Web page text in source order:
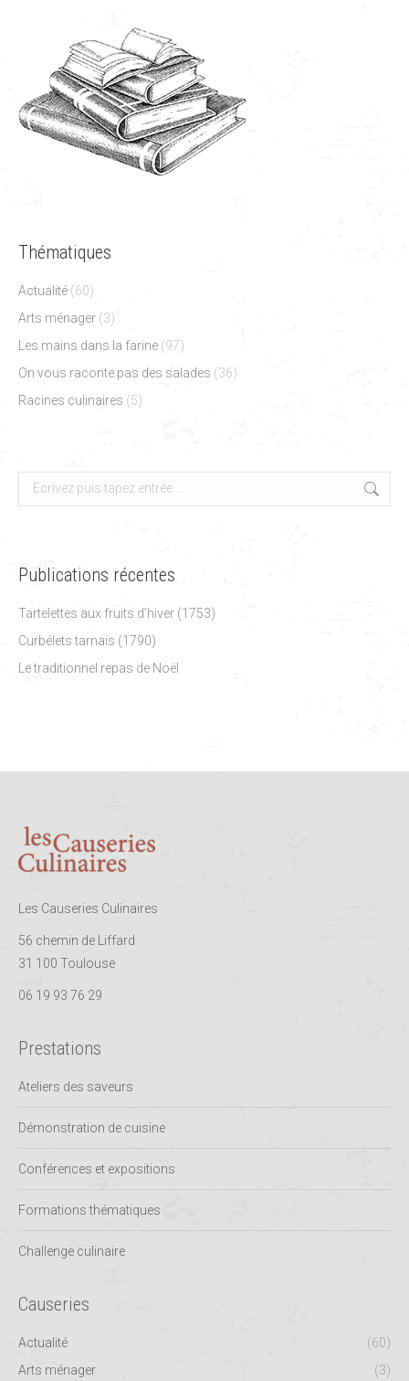
Thématiques
Actualité (60)
Arts ménager (3)
Les mains dans la farine (97)
On vous raconte pas des salades (36)
Racines culinaires (5)
Search:
Publications récentes
Tartelettes aux fruits d’hiver (1753)
Curbélets tarnais (1790)
Le traditionnel repas de Noël
Les Causeries Culinaires
56 chemin de Liffard
31 100 Toulouse
06 19 93 76 29
Prestations
Ateliers des saveurs
Démonstration de cuisine
Conférences et expositions
Formations thématiques
Challenge culinaire
Causeries
Actualité
(60)
Arts ménager
(3)